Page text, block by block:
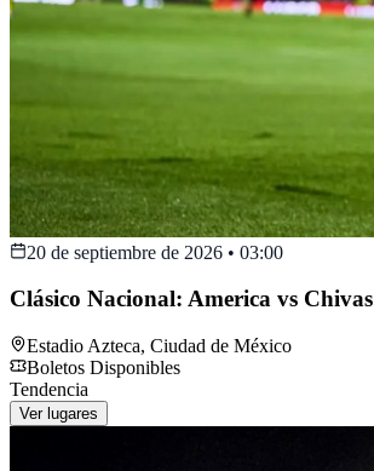
20 de septiembre de 2026 • 03:00
Clásico Nacional: America vs Chivas
Estadio Azteca, Ciudad de México
Boletos Disponibles
Tendencia
Ver lugares